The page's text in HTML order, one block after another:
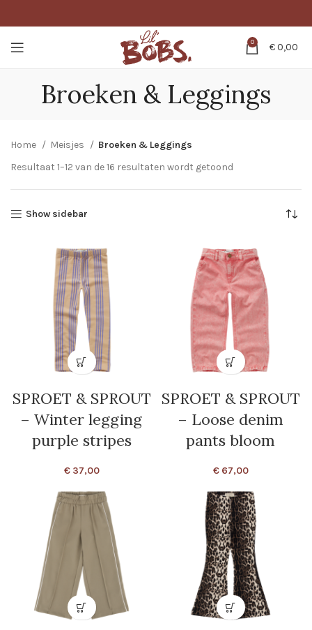
0 €0,00
Broeken & Leggings
Home Meisjes
Broeken & Leggings
Resultaat 1–12 van de 16 resultaten wordt getoond
Show sidebar
SPROET & SPROUT
– Winter legging
purple stripes
€37,00
SPROET & SPROUT
– Loose denim
pants bloom
€67,00